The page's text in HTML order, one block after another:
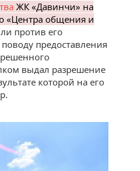
ЖК «Давинчи» на
«Центра общения и
против его
предоставления
выдал разрешение
которой на его